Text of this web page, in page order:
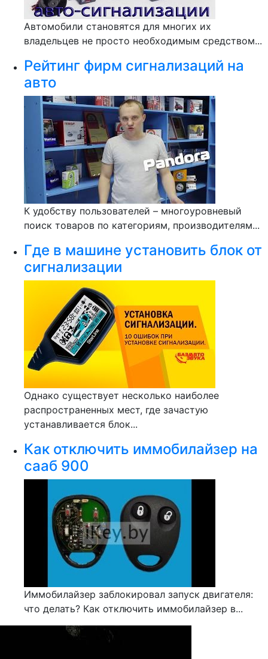
Автомобили становятся для многих их
владельцев не просто необходимым средством...
Рейтинг фирм сигнализаций на
авто
К удобству пользователей – многоуровневый
поиск товаров по категориям, производителям...
Где в машине установить блок от
сигнализации
Однако существует несколько наиболее
распространенных мест, где зачастую
устанавливается блок...
Как отключить иммобилайзер на
сааб 900
Иммобилайзер заблокировал запуск двигателя:
что делать? Как отключить иммобилайзер в...